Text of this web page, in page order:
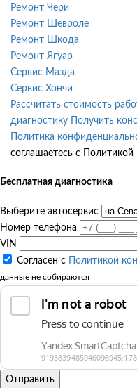
Ремонт Чери
Ремонт Шевроле
Ремонт Шкода
Ремонт Ягуар
Сервис Мазда
Сервис Хончи
Рассчитать стоимость
диагностику
Получить
Политика
соглашаетесь с
Бесплатная диагностика
Выберите автосервис
Номер телефона
VIN
Согласен с
Политикой
данные не собираются
Отправить